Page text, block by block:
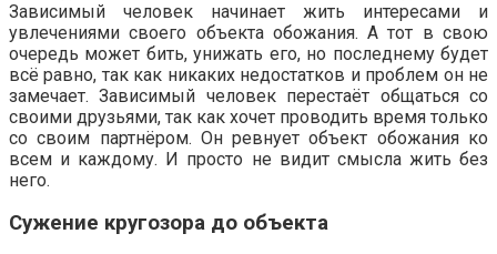
Зависимый человек начинает жить интересами и
увлечениями своего объекта обожания. А тот в свою
очередь может бить, унижать его, но последнему будет
всё равно, так как никаких недостатков и проблем он не
замечает. Зависимый человек перестаёт общаться со
своими друзьями, так как хочет проводить время только
со своим партнёром. Он ревнует объект обожания ко
всем и каждому. И просто не видит смысла жить без
него.
Сужение кругозора до объекта